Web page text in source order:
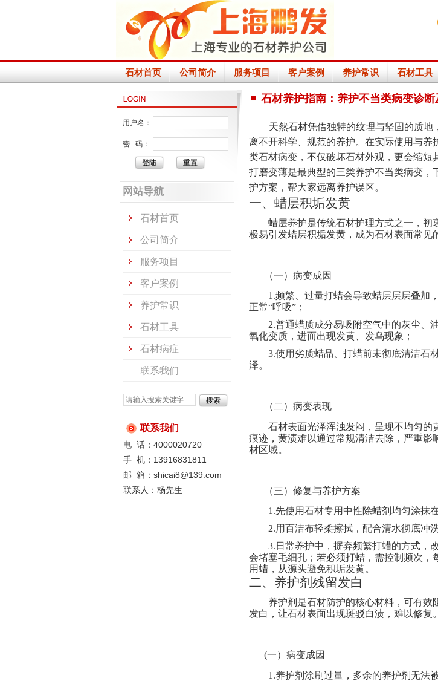
石材首页 公司简介 服务项目 客户案例 养护常识 石材工具
用户名：
密 码：
网站导航
石材首页
公司简介
服务项目
客户案例
养护常识
石材工具
石材病症
联系我们
联系我们
电 话：4000020720
手 机：13916831811
邮 箱：shicai8@139.com
联系人：杨先生
石材养护指南：养护不当类病变诊断
天然石材凭借独特的纹理与坚固的质
离不开科学、规范的养护。在实际使用与
类石材病变，不仅破坏石材外观，更会缩
打磨变薄是最典型的三类养护不当类病变
护方案，帮大家远离养护误区。
一、 蜡层积垢发黄
蜡层养护是传统石材护理方式之一，
极易引发蜡层积垢发黄，成为石材表面常见
（一） 病变成因
1.频繁、过量打蜡会导致蜡层层层叠加
正常“呼吸”；
2.普通蜡质成分易吸附空气中的灰尘、
氧化变质，进而出现发黄、发乌现象 ；
3.使用劣质蜡品、打蜡前未彻底清洁石
泽。
（二） 病变表现
石材表面光泽浑浊发闷，呈现不均匀的
痕迹，黄渍难以通过常规清洁去除，严重
材区域。
（三）修复与养护方案
1.先使用石材专用中性除蜡剂均匀涂抹
2.用百洁布轻柔擦拭，配合清水彻底冲
3. 日常养护中，摒弃频繁打蜡的方式，
会堵塞毛细孔；若必须打蜡，需控制频次
用蜡，从源头避免积垢发黄。
二、 养护剂残留发白
养护剂是石材防护的核心材料，可有效
发白，让石材表面出现斑驳白渍，难以修复。
(一）病变成因
1.养护剂涂刷过量，多余的养护剂无法